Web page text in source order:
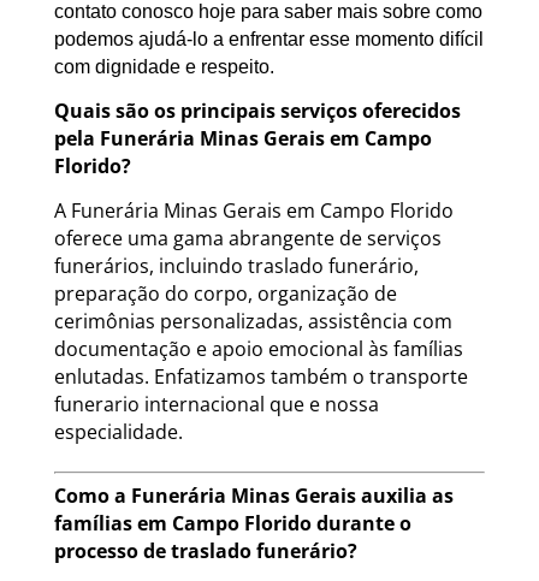
contato conosco hoje para saber mais sobre como
podemos ajudá-lo a enfrentar esse momento difícil
com dignidade e respeito.
Quais são os principais serviços oferecidos
pela Funerária Minas Gerais em Campo
Florido?
A Funerária Minas Gerais em Campo Florido
oferece uma gama abrangente de serviços
funerários, incluindo traslado funerário,
preparação do corpo, organização de
cerimônias personalizadas, assistência com
documentação e apoio emocional às famílias
enlutadas. Enfatizamos também o transporte
funerario internacional que e nossa
especialidade.
Como a Funerária Minas Gerais auxilia as
famílias em Campo Florido durante o
processo de traslado funerário?